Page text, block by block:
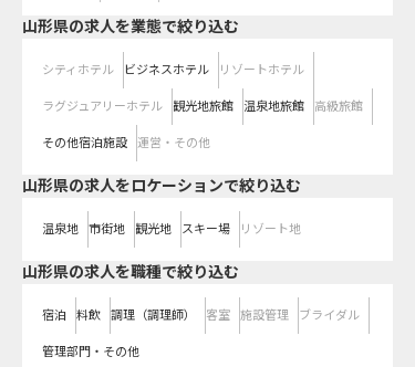
山形県の求人を業態で絞り込む
シティホテル ビジネスホテル リゾートホテル
ラグジュアリーホテル 観光地旅館 温泉地旅館 高級旅館
その他宿泊施設 運営・その他
山形県の求人をロケーションで絞り込む
温泉地 市街地 観光地 スキー場 リゾート地
山形県の求人を職種で絞り込む
宿泊 料飲 調理（調理師） 客室 施設管理 ブライダル
管理部門・その他